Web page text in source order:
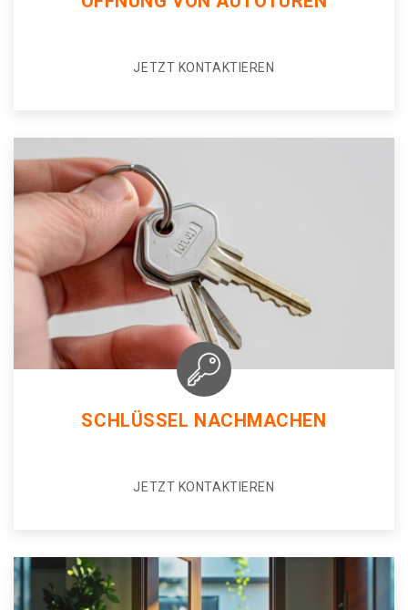
JETZT KONTAKTIEREN
SCHLÜSSEL NACHMACHEN
JETZT KONTAKTIEREN